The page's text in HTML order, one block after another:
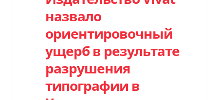
назвало
ориентировочный
ущерб в результате
разрушения
типографии в